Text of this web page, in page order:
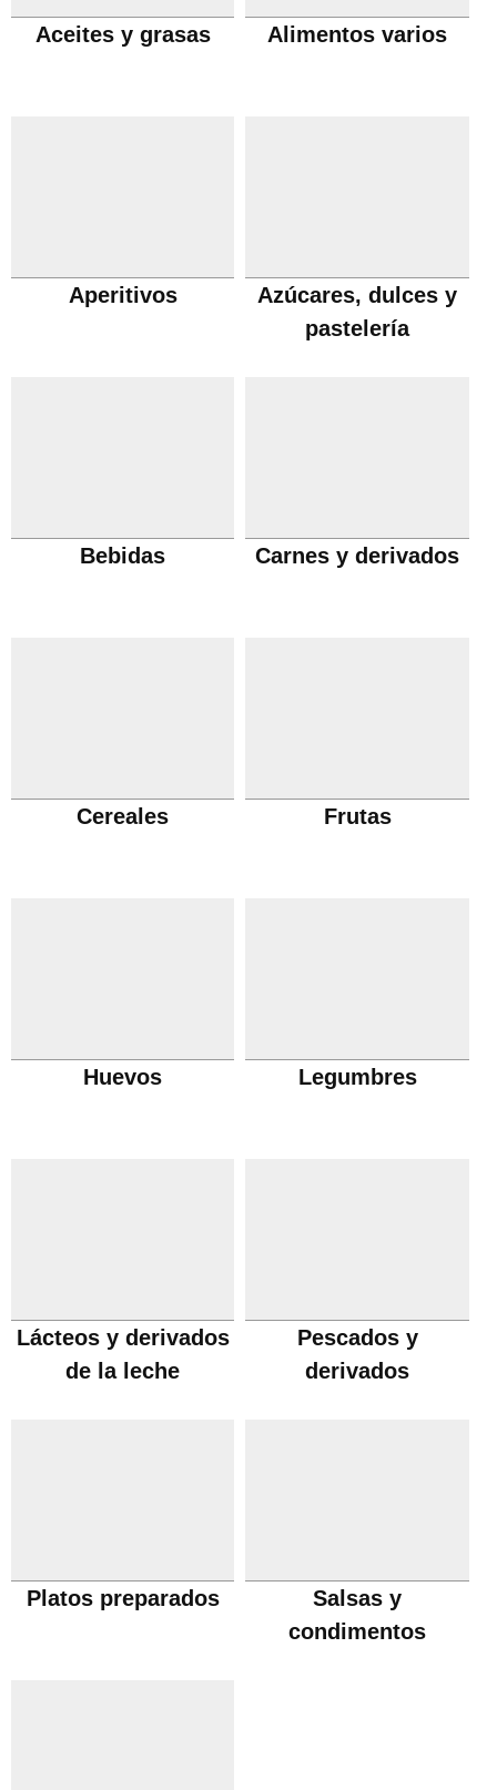
Aceites y grasas Alimentos varios
Aperitivos
Azúcares, dulces y
pastelería
Bebidas Carnes y derivados
Cereales Frutas
Huevos Legumbres
Lácteos y derivados
de la leche
Pescados y
derivados
Platos preparados
Salsas y
condimentos